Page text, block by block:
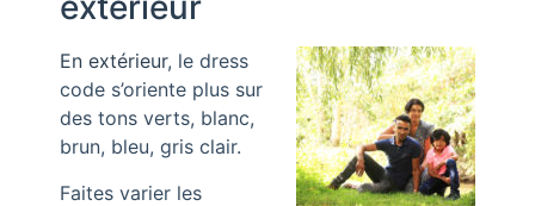
En extérieur, le dress
code s’oriente plus sur
des tons verts, blanc,
brun, bleu, gris clair.
Faites varier les